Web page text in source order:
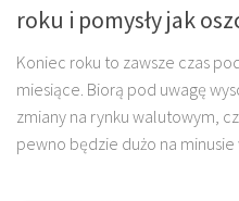
roku i pomysły jak
Koniec roku to zawsze czas
miesiące. Biorą pod uwagę
zmiany na rynku walutowym,
pewno będzie dużo na minusie